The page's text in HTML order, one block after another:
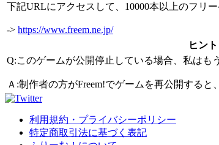
下記URLにアクセスして、10000本以上のフリ
-> https://www.freem.ne.jp/
ヒント
Q:このゲームが公開停止している場合、私はも
Ａ:制作者の方がFreem!でゲームを再公開する
利用規約・プライバシーポリシー
特定商取引法に基づく表記